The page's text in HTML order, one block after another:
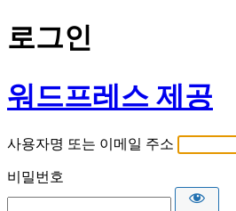
로그인
워드프레스 제공
사용자명 또는 이메일 주소
비밀번호